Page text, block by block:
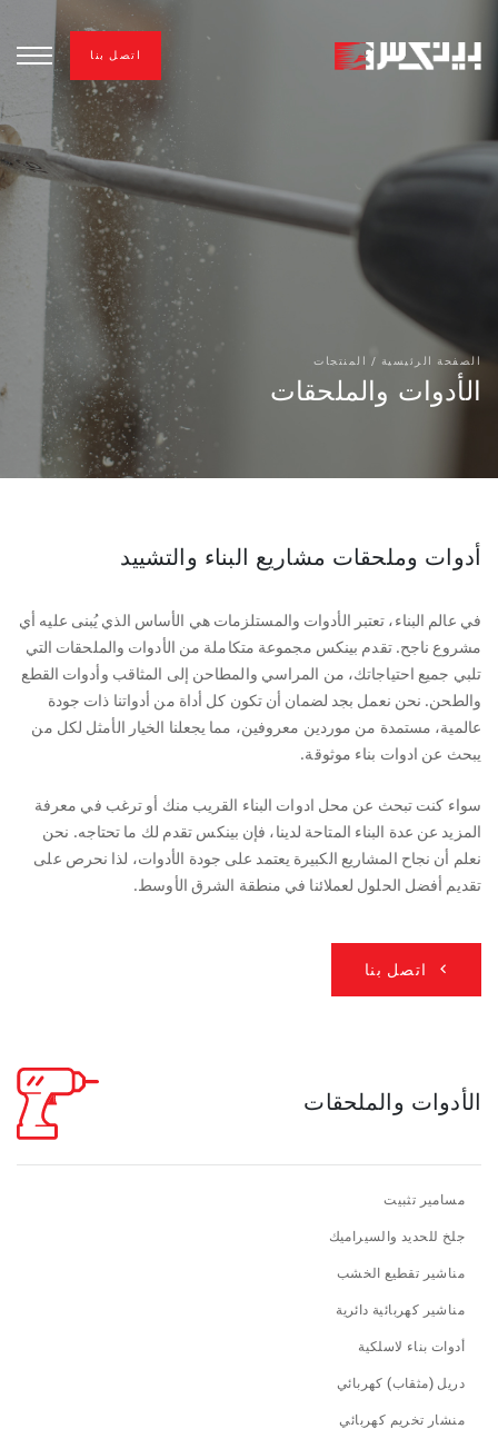
اتصل بنا
الصفحة الرئيسية / المنتجات
الأدوات والملحقات
أدوات وملحقات مشاريع البناء والتشييد
في عالم البناء، تعتبر الأدوات والمستلزمات هي الأساس الذي يُبنى عليه أي
مشروع ناجح. تقدم بينكس مجموعة متكاملة من الأدوات والملحقات التي
تلبي جميع احتياجاتك، من المراسي والمطاحن إلى المثاقب وأدوات القطع
والطحن. نحن نعمل بجد لضمان أن تكون كل أداة من أدواتنا ذات جودة
عالمية، مستمدة من موردين معروفين، مما يجعلنا الخيار الأمثل لكل من
يبحث عن ادوات بناء موثوقة.
سواء كنت تبحث عن محل ادوات البناء القريب منك أو ترغب في معرفة
المزيد عن عدة البناء المتاحة لدينا، فإن بينكس تقدم لك ما تحتاجه. نحن
نعلم أن نجاح المشاريع الكبيرة يعتمد على جودة الأدوات، لذا نحرص على
تقديم أفضل الحلول لعملائنا في منطقة الشرق الأوسط.
اتصل بنا
الأدوات والملحقات
مسامير تثبيت
جلخ للحديد والسيراميك
مناشير تقطيع الخشب
مناشير كهربائية دائرية
أدوات بناء لاسلكية
دريل (مثقاب) كهربائي
منشار تخريم كهربائي